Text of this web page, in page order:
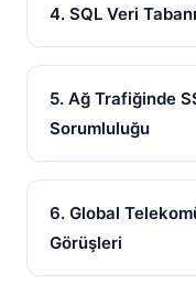
4. SQL Veri
5. Ağ Trafiğinde
Sorumluluğu
6. Global
Görüşleri